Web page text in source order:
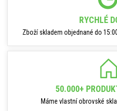
RYCHLÉ
Zboží skladem objednané do
50.000+
Máme vlastní obrovské